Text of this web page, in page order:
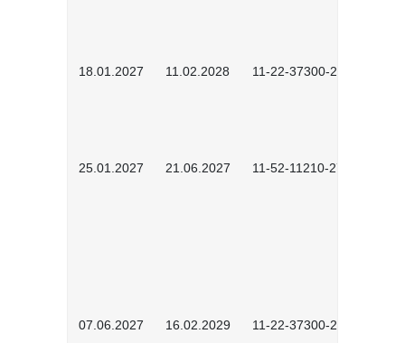
18.01.2027 11.02.2028 11-22-37300-2701
25.01.2027 21.06.2027 11-52-11210-2701
07.06.2027 16.02.2029 11-22-37300-2702